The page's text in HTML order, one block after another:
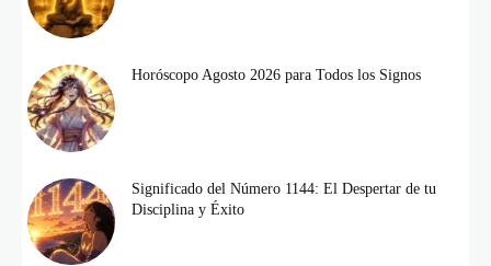
Horóscopo Agosto 2026 para Todos los Signos
Significado del Número 1144: El Despertar de tu
Disciplina y Éxito